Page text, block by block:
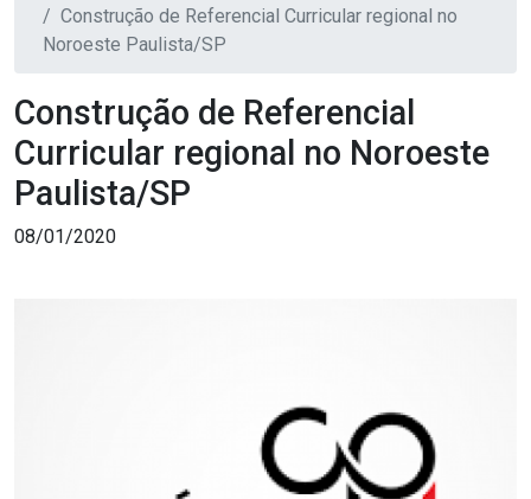
Construção de Referencial Curricular regional no
Noroeste Paulista/SP
Construção de Referencial
Curricular regional no Noroeste
Paulista/SP
08/01/2020